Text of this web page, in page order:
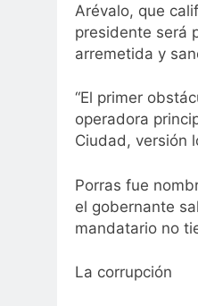
Arévalo, que
presidente será
arremetida y
“El primer
operadora
Ciudad, versión
Porras fue
el gobernante
mandatario no
La corrupción